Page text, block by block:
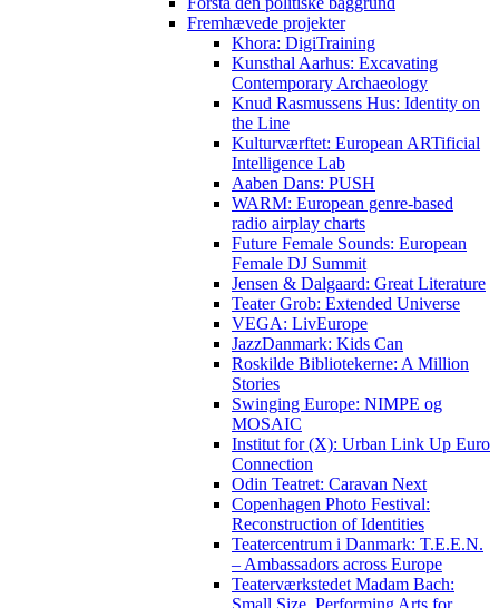
Fremhævede projekter
Khora: DigiTraining
Kunsthal Aarhus: Excavating
Contemporary Archaeology
Knud Rasmussens Hus: Identity on
the Line
Kulturværftet: European ARTificial
Intelligence Lab
Aaben Dans: PUSH
WARM: European genre-based
radio airplay charts
Future Female Sounds: European
Female DJ Summit
Jensen & Dalgaard: Great Literature
Teater Grob: Extended Universe
VEGA: LivEurope
JazzDanmark: Kids Can
Roskilde Bibliotekerne: A Million
Stories
Swinging Europe: NIMPE og
MOSAIC
Institut for (X): Urban Link Up Euro
Connection
Odin Teatret: Caravan Next
Copenhagen Photo Festival:
Reconstruction of Identities
Teatercentrum i Danmark: T.E.E.N.
– Ambassadors across Europe
Teaterværkstedet Madam Bach:
Small Size, Performing Arts for